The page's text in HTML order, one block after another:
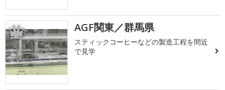
2 AGF関東／群馬県
スティックコーヒーなどの製造工程を間近
で見学